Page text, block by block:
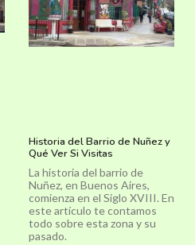
Historia del Barrio de Nuñez y
Qué Ver Si Visitas
La historia del barrio de
Nuñez, en Buenos Aires,
comienza en el Siglo XVIII. En
este artículo te contamos
todo sobre esta zona y su
pasado.